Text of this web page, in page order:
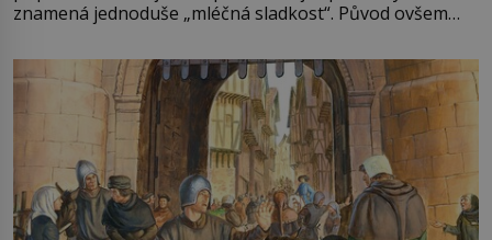
znamená jednoduše „mléčná sladkost“. Původ ovšem
pře hned několik latinskoamerických zemí a k tomu
Francie, kde se traduje,